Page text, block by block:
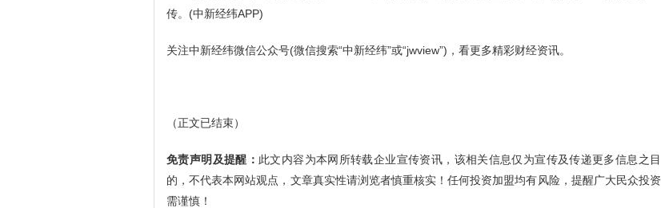
传。(中新经纬APP)
关注中新经纬微信公众号(微信搜索“中新经纬”或“jwview”)，看更多精彩财经资讯。
（正文已结束）
免责声明及提醒： 此文内容为本网所转载企业宣传资讯，该相关信息仅为宣传及传递更多信息之目
的，不代表本网站观点，文章真实性请浏览者慎重核实！任何投资加盟均有风险，提醒广大民众投资
需谨慎！